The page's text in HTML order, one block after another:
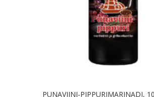
PUNAVIINI-PIPPURIMARINADI,